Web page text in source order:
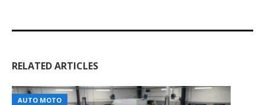
RELATED ARTICLES
AUTO MOTO